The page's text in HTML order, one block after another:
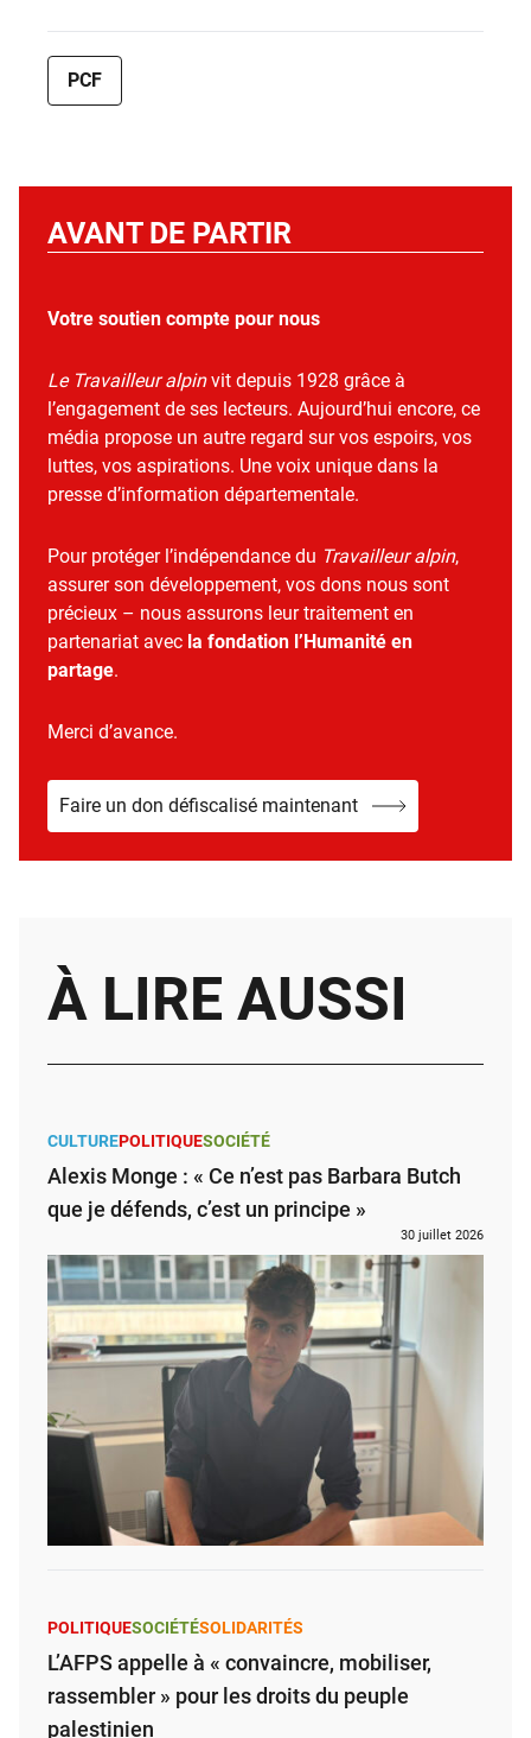
PCF
AVANT DE PARTIR
Votre soutien compte pour nous
Le Travailleur alpinvit depuis 1928 grâce à
l’engagement de ses lecteurs. Aujourd’hui encore, ce
média propose un autre regard sur vos espoirs, vos
luttes, vos aspirations. Une voix unique dans la
presse d’information départementale.
Pour protéger l’indépendance du Travailleur alpin,
assurer son développement, vos dons nous sont
précieux – nous assurons leur traitement en
partenariat avec la fondation l’Humanité en
partage.
Merci d’avance.
Faire un don défiscalisé maintenant
À LIRE AUSSI
CULTUREPOLITIQUESOCIÉTÉ
Alexis Monge : « Ce n’est pas Barbara Butch
que je défends, c’est un principe »
30 juillet 2026
POLITIQUESOCIÉTÉSOLIDARITÉS
L’AFPS appelle à « convaincre, mobiliser,
rassembler » pour les droits du peuple
palestinien